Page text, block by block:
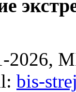
2026,
bis-